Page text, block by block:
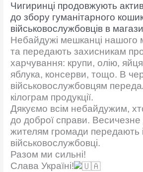
Чигиринці продовжують
до збору гуманітарного
військовослужбовців в
Небайдужі мешканці нашого
та передають захисникам
харчування: крупи, олію,
яблука, консерви, тощо. В
військовослужбовцям
кілограм продукції.
Дякуємо всім небайдужим,
до доброї справи.
жителям громади передають і
військовослужбовці.
Разом ми сильні!
Слава Україні!